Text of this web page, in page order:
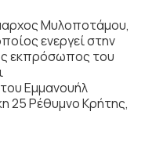
Μυλοποτάμου,
ενεργεί στην
εκπρόσωπος του
Εμμανουήλ
25 Ρέθυμνο Κρήτης,